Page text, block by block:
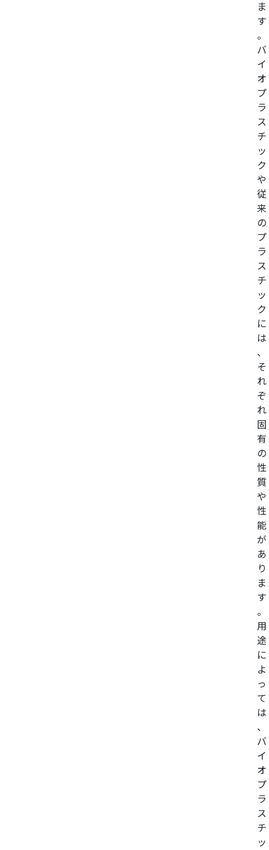
ま
す
。
バ
イ
オ
プ
ラ
ス
チ
ッ
ク
や
従
来
の
プ
ラ
ス
チ
ッ
ク
に
は
、
そ
れ
ぞ
れ
固
有
の
性
質
や
性
能
が
あ
り
ま
す
。
用
途
に
よ
っ
て
は
、
バ
イ
オ
プ
ラ
ス
チ
ッ